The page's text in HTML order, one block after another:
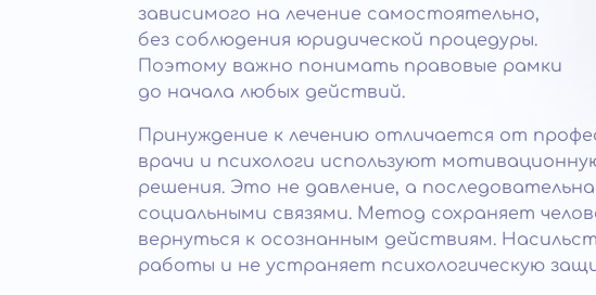
зависимого на лечение самостоятельно,
без соблюдения юридической процедуры.
Поэтому важно понимать правовые рамки
до начала любых действий.
Принуждение к лечению отличается от
врачи и психологи используют
решения. Это не давление, а
социальными связями. Метод сохраняет
вернуться к осознанным действиям.
работы и не устраняет психологическую